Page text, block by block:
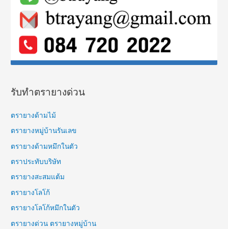
รับทำตรายางด่วน
ตรายางด้ามไม้
ตรายางหมู่บ้านรันเลข
ตรายางด้ามหมึกในตัว
ตราประทับบริษัท
ตรายางสะสมแต้ม
ตรายางโลโก้
ตรายางโลโก้หมึกในตัว
ตรายางด่วน ตรายางหมู่บ้าน